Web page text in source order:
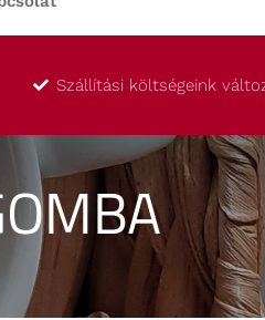
Szállítási költségeink